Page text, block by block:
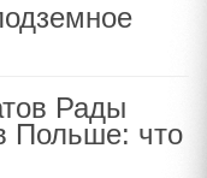
Рады
Польше: что